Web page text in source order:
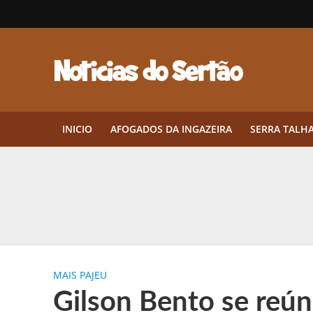
INICIO AFOGADOS DA INGAZEIRA SERRA
Twin lança torneio semanal
MAIS PAJEU
Gilson Bento se